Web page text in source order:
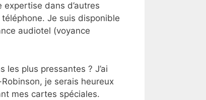
dans d’autres
Je suis disponible
audiotel (voyance
les plus pressantes ? J’ai
je serais heureux
mes cartes spéciales.